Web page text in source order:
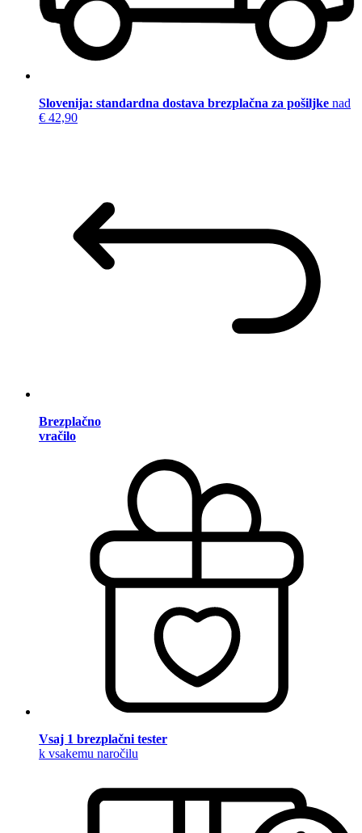
Slovenija: standardna dostava brezplačna za pošiljke nad
€ 42,90
Brezplačno
vračilo
Vsaj 1 brezplačni tester
k vsakemu naročilu